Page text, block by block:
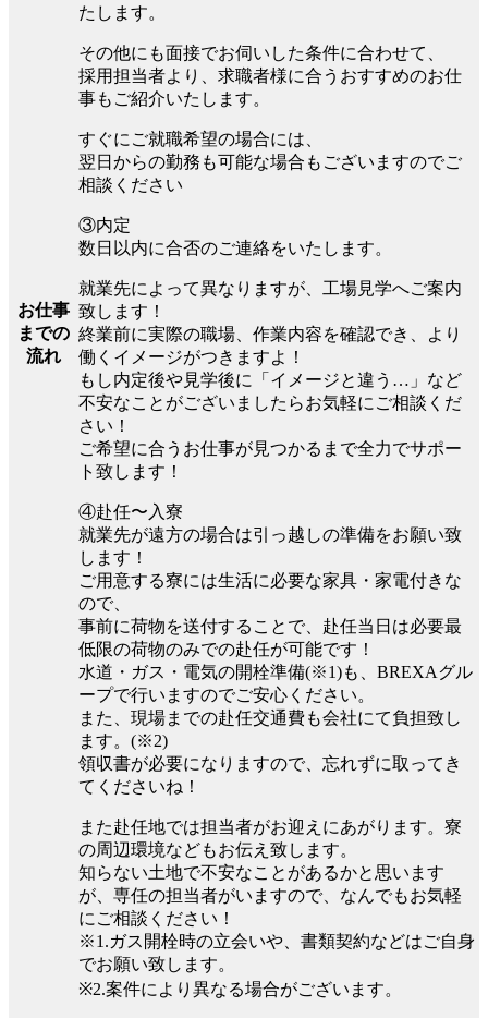
お仕事
までの
流れ
たします。
その他にも面接でお伺いした条件に合わせて、
採用担当者より、求職者様に合うおすすめのお仕
事もご紹介いたします。
すぐにご就職希望の場合には、
翌日からの勤務も可能な場合もございますのでご
相談ください
③内定
数日以内に合否のご連絡をいたします。
就業先によって異なりますが、工場見学へご案内
致します！
終業前に実際の職場、作業内容を確認でき、より
働くイメージがつきますよ！
もし内定後や見学後に「イメージと違う…」など
不安なことがございましたらお気軽にご相談くだ
さい！
ご希望に合うお仕事が見つかるまで全力でサポー
ト致します！
④赴任〜入寮
就業先が遠方の場合は引っ越しの準備をお願い致
します！
ご用意する寮には生活に必要な家具・家電付きな
ので、
事前に荷物を送付することで、赴任当日は必要最
低限の荷物のみでの赴任が可能です！
水道・ガス・電気の開栓準備(※1)も、BREXAグル
ープで行いますのでご安心ください。
また、現場までの赴任交通費も会社にて負担致し
ます。(※2)
領収書が必要になりますので、忘れずに取ってき
てくださいね！
また赴任地では担当者がお迎えにあがります。寮
の周辺環境などもお伝え致します。
知らない土地で不安なことがあるかと思います
が、専任の担当者がいますので、なんでもお気軽
にご相談ください！
※1.ガス開栓時の立会いや、書類契約などはご自身
でお願い致します。
※2.案件により異なる場合がございます。